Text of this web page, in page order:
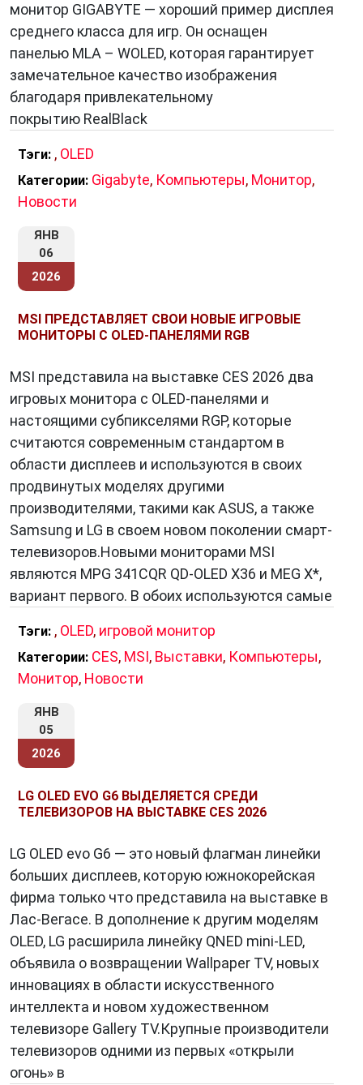
монитор GIGABYTE — хороший пример дисплея
среднего класса для игр. Он оснащен
панелью MLA – WOLED, которая гарантирует
замечательное качество изображения
благодаря привлекательному
покрытию RealBlack
Тэги: , OLED
Категории: Gigabyte, Компьютеры, Монитор,
Новости
ЯНВ
06
2026
MSI ПРЕДСТАВЛЯЕТ СВОИ НОВЫЕ ИГРОВЫЕ
МОНИТОРЫ С OLED-ПАНЕЛЯМИ RGB
MSI представила на выставке CES 2026 два
игровых монитора с OLED-панелями и
настоящими субпикселями RGP, которые
считаются современным стандартом в
области дисплеев и используются в своих
продвинутых моделях другими
производителями, такими как ASUS, а также
Samsung и LG в своем новом поколении смарт-
телевизоров.Новыми мониторами MSI
являются MPG 341CQR QD-OLED X36 и MEG X*,
вариант первого. В обоих используются самые
Тэги: , OLED, игровой монитор
Категории: CES, MSI, Выставки, Компьютеры,
Монитор, Новости
ЯНВ
05
2026
LG OLED EVO G6 ВЫДЕЛЯЕТСЯ СРЕДИ
ТЕЛЕВИЗОРОВ НА ВЫСТАВКЕ CES 2026
LG OLED evo G6 — это новый флагман линейки
больших дисплеев, которую южнокорейская
фирма только что представила на выставке в
Лас-Вегасе. В дополнение к другим моделям
OLED, LG расширила линейку QNED mini-LED,
объявила о возвращении Wallpaper TV, новых
инновациях в области искусственного
интеллекта и новом художественном
телевизоре Gallery TV.Крупные производители
телевизоров одними из первых «открыли
огонь» в